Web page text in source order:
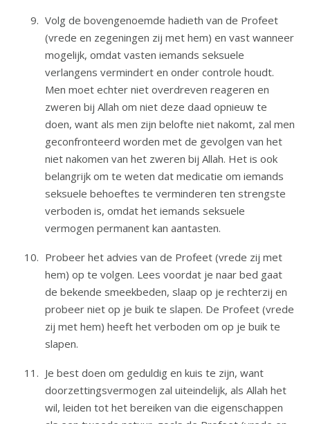
Volg de bovengenoemde hadieth van de Profeet
(vrede en zegeningen zij met hem) en vast wanneer
mogelijk, omdat vasten iemands seksuele
verlangens vermindert en onder controle houdt.
Men moet echter niet overdreven reageren en
zweren bij Allah om niet deze daad opnieuw te
doen, want als men zijn belofte niet nakomt, zal men
geconfronteerd worden met de gevolgen van het
niet nakomen van het zweren bij Allah. Het is ook
belangrijk om te weten dat medicatie om iemands
seksuele behoeftes te verminderen ten strengste
verboden is, omdat het iemands seksuele
vermogen permanent kan aantasten.
Probeer het advies van de Profeet (vrede zij met
hem) op te volgen. Lees voordat je naar bed gaat
de bekende smeekbeden, slaap op je rechterzij en
probeer niet op je buik te slapen. De Profeet (vrede
zij met hem) heeft het verboden om op je buik te
slapen.
Je best doen om geduldig en kuis te zijn, want
doorzettingsvermogen zal uiteindelijk, als Allah het
wil, leiden tot het bereiken van die eigenschappen